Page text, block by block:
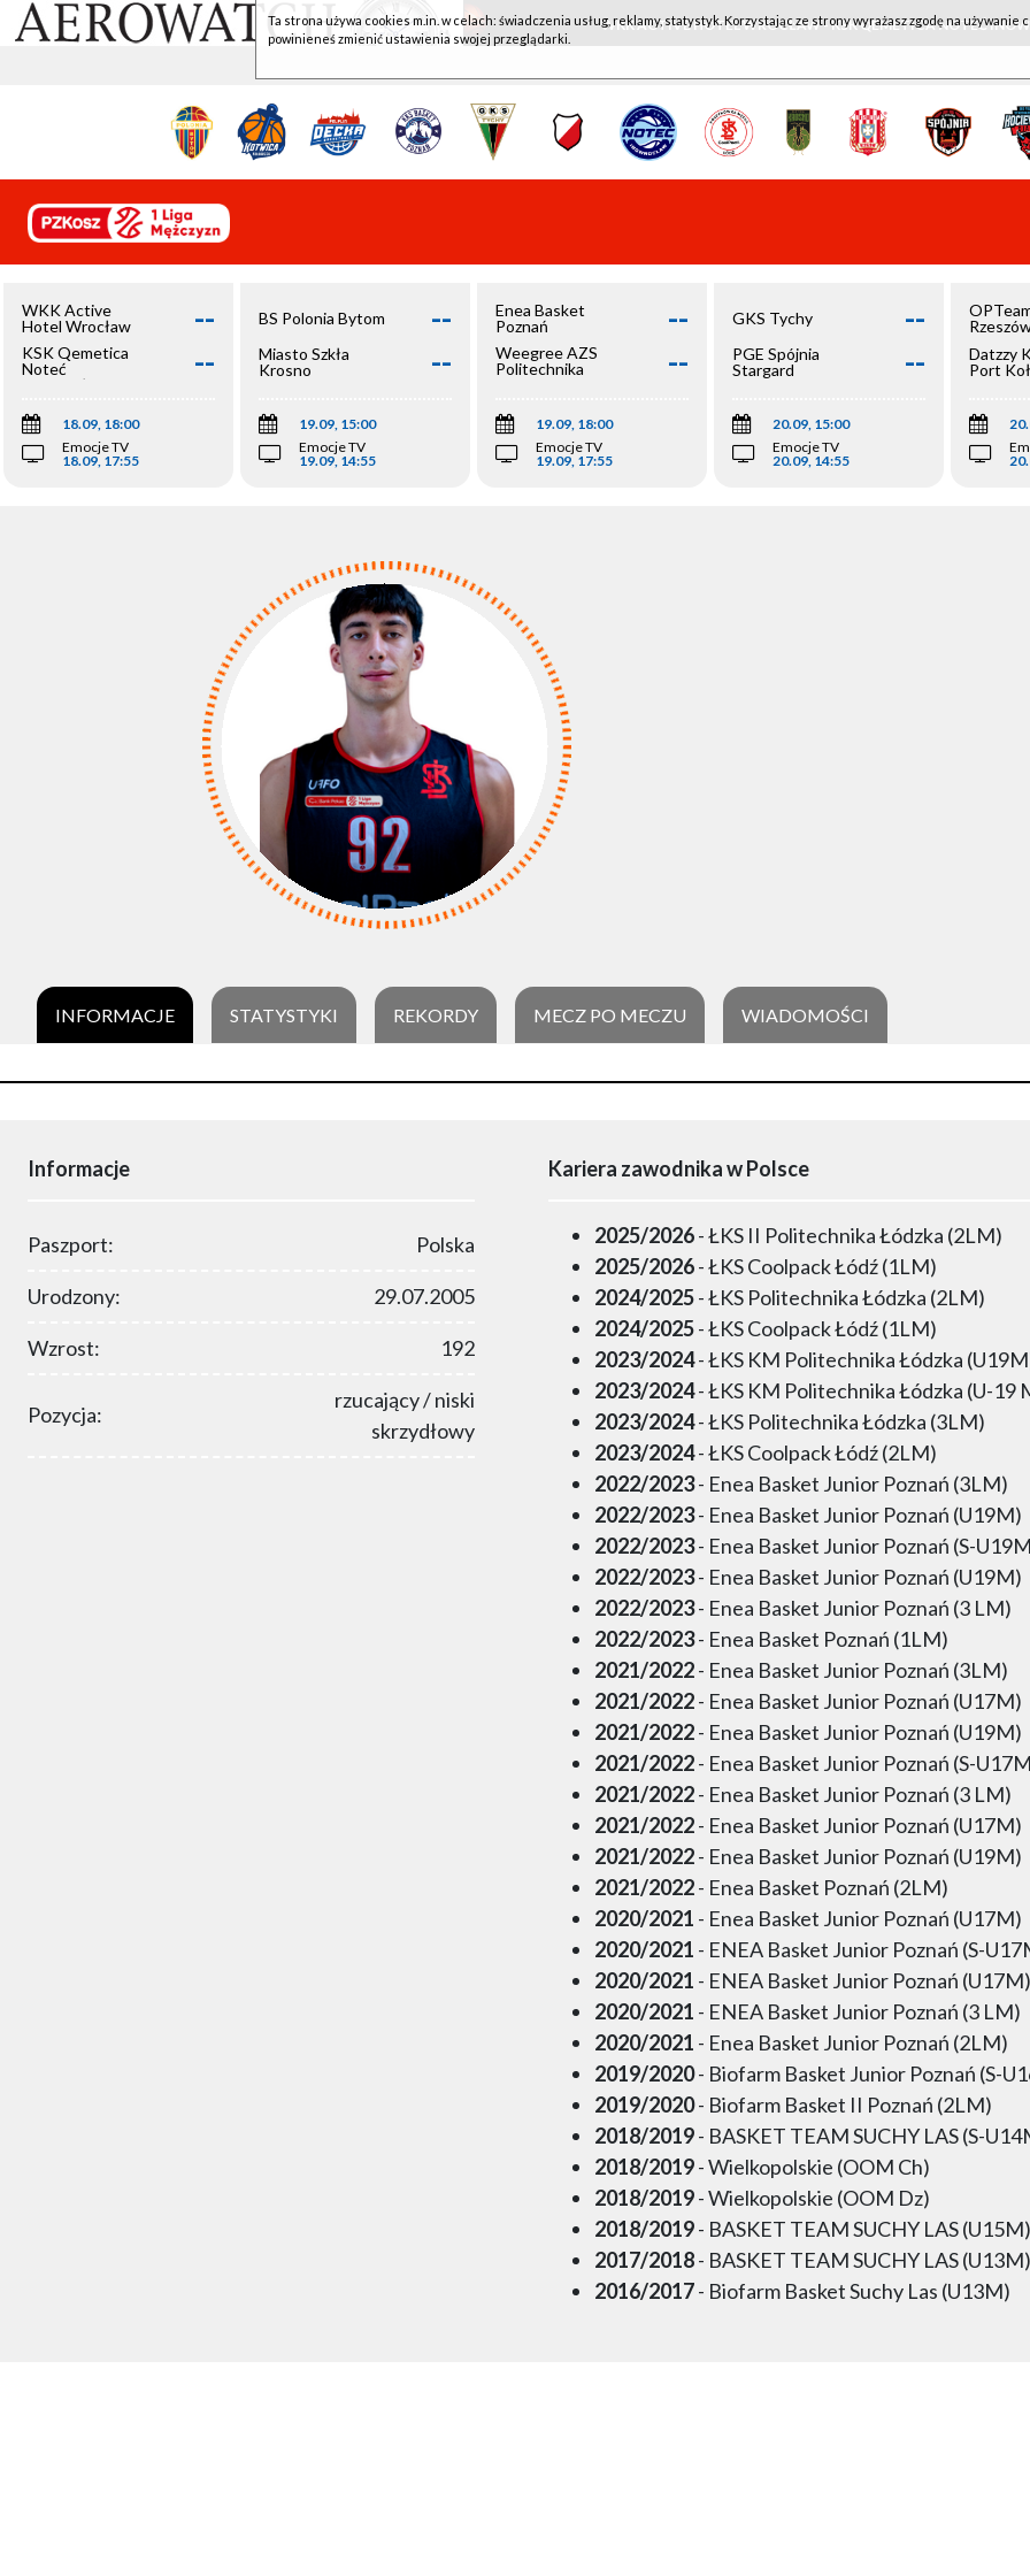
WKK ACTIVE HOTEL WROCŁAW - KSK QEMETICA NOTEĆ
WKK Active
Hotel Wrocław
--
KSK Qemetica
Noteć
Inowrocław
--
18.09, 18:00
Emocje TV
18.09, 17:55
BS Polonia Bytom --
Miasto Szkła
Krosno
--
19.09, 15:00
Emocje TV
19.09, 14:55
Enea Basket
Poznań
--
Weegree AZS
Politechnika
--
19.09, 18:00
Emocje TV
19.09, 17:55
GKS Tychy --
PGE Spójnia
Stargard
--
20.09, 15:00
Emocje TV
20.09, 14:55
Datzzy
Port
INFORMACJE STATYSTYKI REKORDY MECZ PO MECZU WIADOMOŚCI
Informacje
Paszport: Polska
Urodzony: 29.07.2005
Wzrost: 192
Pozycja:
rzucający / niski
skrzydłowy
Kariera zawodnika w Polsce
2025/2026- ŁKS II Politechnika Łódzka (2LM)
2025/2026- ŁKS Coolpack Łódź (1LM)
2024/2025- ŁKS Politechnika Łódzka (2LM)
2024/2025- ŁKS Coolpack Łódź (1LM)
2023/2024- ŁKS KM Politechnika Łódzka
2023/2024- ŁKS KM Politechnika Łódzka (U-19
2023/2024- ŁKS Politechnika Łódzka (3LM)
2023/2024- ŁKS Coolpack Łódź (2LM)
2022/2023- Enea Basket Junior Poznań (3LM)
2022/2023- Enea Basket Junior Poznań (U19M)
2022/2023- Enea Basket Junior Poznań (S-
2022/2023- Enea Basket Junior Poznań (U19M)
2022/2023- Enea Basket Junior Poznań (3 LM)
2022/2023- Enea Basket Poznań (1LM)
2021/2022- Enea Basket Junior Poznań (3LM)
2021/2022- Enea Basket Junior Poznań (U17M)
2021/2022- Enea Basket Junior Poznań (U19M)
2021/2022- Enea Basket Junior Poznań (S-
2021/2022- Enea Basket Junior Poznań (3 LM)
2021/2022- Enea Basket Junior Poznań (U17M)
2021/2022- Enea Basket Junior Poznań (U19M)
2021/2022- Enea Basket Poznań (2LM)
2020/2021 - Enea Basket Junior Poznań (U17M)
2020/2021 - ENEA Basket Junior Poznań (S-
2020/2021 - ENEA Basket Junior Poznań (U17M)
2020/2021 - ENEA Basket Junior Poznań (3 LM)
2020/2021 - Enea Basket Junior Poznań (2LM)
2019/2020- Biofarm Basket Junior Poznań (S-
2019/2020- Biofarm Basket II Poznań (2LM)
2018/2019- BASKET TEAM SUCHY LAS (S-
2018/2019- Wielkopolskie (OOM Ch)
2018/2019- Wielkopolskie (OOM Dz)
2018/2019- BASKET TEAM SUCHY LAS (U15M)
2017/2018- BASKET TEAM SUCHY LAS (U13M)
2016/2017- Biofarm Basket Suchy Las (U13M)
Ta strona używa cookies m.in. w celach: świadczenia usług, reklamy, statystyk. Korzystając ze strony wyrażasz zgodę na używanie
powinieneś zmienić ustawienia swojej przeglądarki.